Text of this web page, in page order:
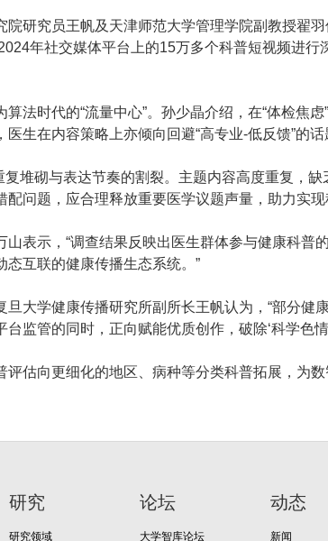
院研究员王帆及天津师范大学管理学院副教授翟
年社交媒体平台上的15万多个科普短视频进行
法时代的“流量中心”。孙少晶介绍，在“体检焦
生在内容策略上亦倾向回避“高专业-低反馈”的话
堆砌与表达节奏的割裂。主题内容高度重复，
问题，应合理释放重要医学议题声量，助力实现
表示，“调查结果反映出医生群体参与健康科
互联的健康传播生态系统。”
大学健康传播研究所副所长王帆认为，“部分
监管的同时，正向赋能优质创作，破除‘科学色情
估向更细化的地区、病种等分类科普拓展，为
研究
研究领域
论坛
大学智库论坛
动态
新闻